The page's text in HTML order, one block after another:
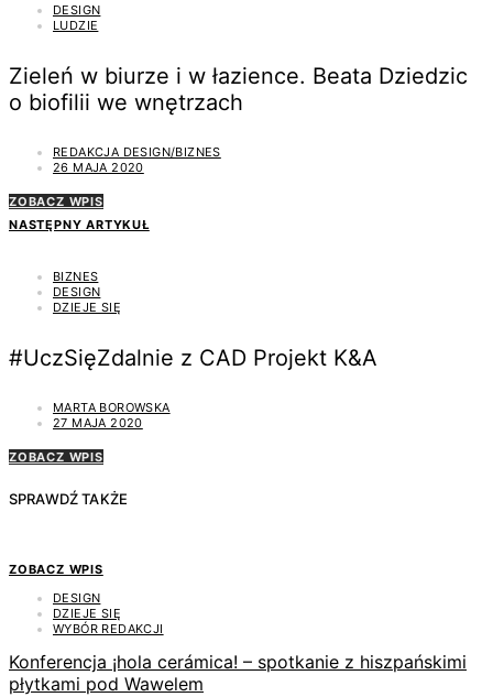
DESIGN
LUDZIE
Zieleń w biurze i w łazience. Beata Dziedzic
o biofilii we wnętrzach
REDAKCJA DESIGN/BIZNES
26 MAJA 2020
ZOBACZ WPIS
NASTĘPNY ARTYKUŁ
BIZNES
DESIGN
DZIEJE SIĘ
#UczSięZdalnie z CAD Projekt K&A
MARTA BOROWSKA
27 MAJA 2020
ZOBACZ WPIS
SPRAWDŹ TAKŻE
ZOBACZ WPIS
DESIGN
DZIEJE SIĘ
WYBÓR REDAKCJI
Konferencja ¡hola cerámica! – spotkanie z hiszpańskimi
płytkami pod Wawelem